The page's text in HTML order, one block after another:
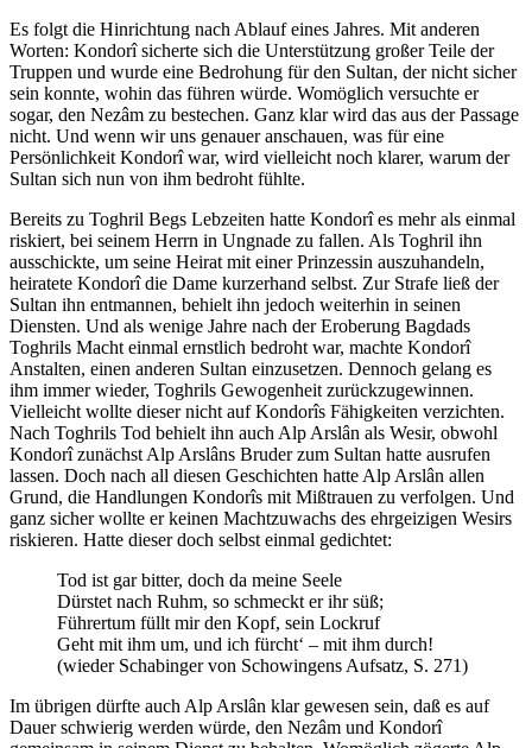
Es folgt die Hinrichtung nach Ablauf eines Jahres. Mit anderen
Worten: Kondorî sicherte sich die Unterstützung großer Teile der
Truppen und wurde eine Bedrohung für den Sultan, der nicht sicher
sein konnte, wohin das führen würde. Womöglich versuchte er
sogar, den Nezâm zu bestechen. Ganz klar wird das aus der Passage
nicht. Und wenn wir uns genauer anschauen, was für eine
Persönlichkeit Kondorî war, wird vielleicht noch klarer, warum der
Sultan sich nun von ihm bedroht fühlte.
Bereits zu Toghril Begs Lebzeiten hatte Kondorî es mehr als einmal
riskiert, bei seinem Herrn in Ungnade zu fallen. Als Toghril ihn
ausschickte, um seine Heirat mit einer Prinzessin auszuhandeln,
heiratete Kondorî die Dame kurzerhand selbst. Zur Strafe ließ der
Sultan ihn entmannen, behielt ihn jedoch weiterhin in seinen
Diensten. Und als wenige Jahre nach der Eroberung Bagdads
Toghrils Macht einmal ernstlich bedroht war, machte Kondorî
Anstalten, einen anderen Sultan einzusetzen. Dennoch gelang es
ihm immer wieder, Toghrils Gewogenheit zurückzugewinnen.
Vielleicht wollte dieser nicht auf Kondorîs Fähigkeiten verzichten.
Nach Toghrils Tod behielt ihn auch Alp Arslân als Wesir, obwohl
Kondorî zunächst Alp Arslâns Bruder zum Sultan hatte ausrufen
lassen. Doch nach all diesen Geschichten hatte Alp Arslân allen
Grund, die Handlungen Kondorîs mit Mißtrauen zu verfolgen. Und
ganz sicher wollte er keinen Machtzuwachs des ehrgeizigen Wesirs
riskieren. Hatte dieser doch selbst einmal gedichtet:
Tod ist gar bitter, doch da meine Seele
Dürstet nach Ruhm, so schmeckt er ihr süß;
Führertum füllt mir den Kopf, sein Lockruf
Geht mit ihm um, und ich fürcht‘ – mit ihm durch!
(wieder Schabinger von Schowingens Aufsatz, S. 271)
Im übrigen dürfte auch Alp Arslân klar gewesen sein, daß es auf
Dauer schwierig werden würde, den Nezâm und Kondorî